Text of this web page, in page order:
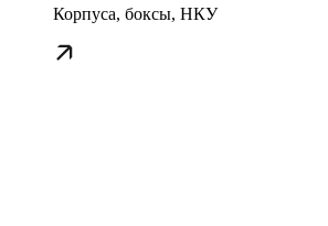
Корпуса, боксы, НКУ